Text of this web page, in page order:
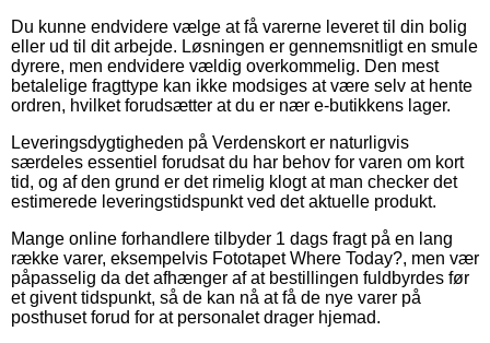
Du kunne endvidere vælge at få varerne leveret til din bolig
eller ud til dit arbejde. Løsningen er gennemsnitligt en smule
dyrere, men endvidere vældig overkommelig. Den mest
betalelige fragttype kan ikke modsiges at være selv at hente
ordren, hvilket forudsætter at du er nær e-butikkens lager.
Leveringsdygtigheden på Verdenskort er naturligvis
særdeles essentiel forudsat du har behov for varen om kort
tid, og af den grund er det rimelig klogt at man checker det
estimerede leveringstidspunkt ved det aktuelle produkt.
Mange online forhandlere tilbyder 1 dags fragt på en lang
række varer, eksempelvis Fototapet Where Today?, men vær
påpasselig da det afhænger af at bestillingen fuldbyrdes før
et givent tidspunkt, så de kan nå at få de nye varer på
posthuset forud for at personalet drager hjemad.